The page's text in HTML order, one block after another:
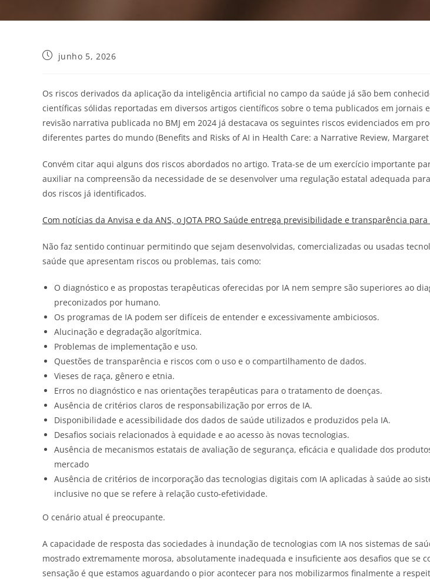
junho 5, 2026
Os riscos derivados da aplicação da inteligência artificial no campo da saúde já são bem
científicas sólidas reportadas em diversos artigos científicos sobre o tema publicados em jornais
revisão narrativa publicada no BMJ em 2024 já destacava os seguintes riscos evidenciados em
diferentes partes do mundo (Benefits and Risks of AI in Health Care: a Narrative Review, Margaret
Convém citar aqui alguns dos riscos abordados no artigo. Trata-se de um exercício importante
auxiliar na compreensão da necessidade de se desenvolver uma regulação estatal adequada
dos riscos já identificados.
Com notícias da Anvisa e da ANS, o JOTA PRO Saúde entrega previsibilidade e transparência
Não faz sentido continuar permitindo que sejam desenvolvidas, comercializadas ou usadas
saúde que apresentam riscos ou problemas, tais como:
O diagnóstico e as propostas terapêuticas oferecidas por IA nem sempre são superiores ao
preconizados por humano.
Os programas de IA podem ser difíceis de entender e excessivamente ambiciosos.
Alucinação e degradação algorítmica.
Problemas de implementação e uso.
Questões de transparência e riscos com o uso e o compartilhamento de dados.
Vieses de raça, gênero e etnia.
Erros no diagnóstico e nas orientações terapêuticas para o tratamento de doenças.
Ausência de critérios claros de responsabilização por erros de IA.
Disponibilidade e acessibilidade dos dados de saúde utilizados e produzidos pela IA.
Desafios sociais relacionados à equidade e ao acesso às novas tecnologias.
Ausência de mecanismos estatais de avaliação de segurança, eficácia e qualidade dos
mercado
Ausência de critérios de incorporação das tecnologias digitais com IA aplicadas à saúde ao
inclusive no que se refere à relação custo-efetividade.
O cenário atual é preocupante.
A capacidade de resposta das sociedades à inundação de tecnologias com IA nos sistemas de
mostrado extremamente morosa, absolutamente inadequada e insuficiente aos desafios que se
sensação é que estamos aguardando o pior acontecer para nos mobilizarmos finalmente a